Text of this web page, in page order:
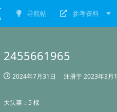
导航帖 参考资料
2455661965
2024年7月31日 注册于2023年3月
大头菜：5 棵